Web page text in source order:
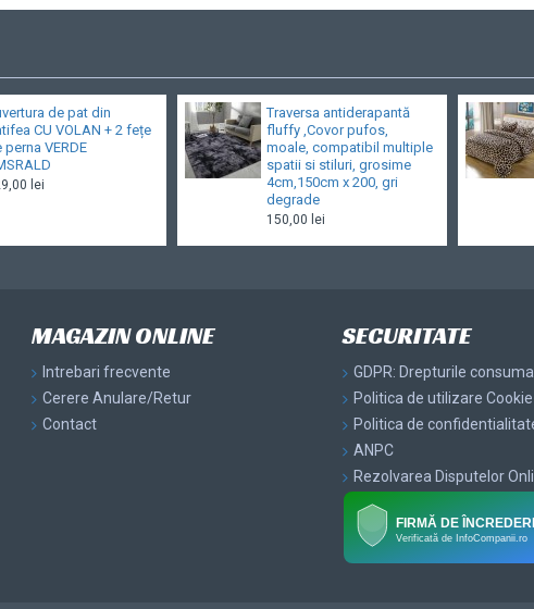
de pat din
CU VOLAN + 2 fețe
perna VERDE
lei
Traversa antiderapantă
fluffy ,Covor pufos,
moale, compatibil multiple
spatii si stiluri, grosime
4cm,150cm x 200, gri
degrade
150,00 lei
MAGAZIN ONLINE
Intrebari frecvente
Cerere Anulare/Retur
Contact
SECURITATE
GDPR: Drepturile
Politica de utilizare
Politica de
ANPC
Rezolvarea Disputelor
FIRMĂ DE
Verificată de InfoCompanii.ro